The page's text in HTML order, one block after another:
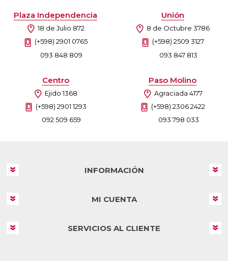
Plaza Independencia
18 de Julio 872
(+598) 2901 0765
093 848 809
Unión
8 de Octubre 3786
(+598) 2509 3127
093 847 813
Centro
Ejido 1368
(+598) 2901 1293
092 509 659
Paso Molino
Agraciada 4177
(+598) 2306 2422
093 798 033
INFORMACIÓN
MI CUENTA
SERVICIOS AL CLIENTE